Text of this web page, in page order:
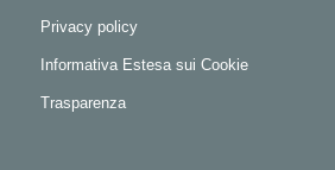
Privacy policy
Informativa Estesa sui Cookie
Trasparenza